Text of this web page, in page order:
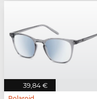
39,84 €